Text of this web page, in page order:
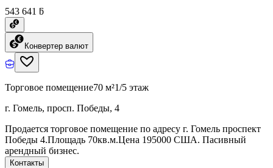
543 641 ƃ
Конвертер валют
Торговое помещение70 м²1/5 этаж
г. Гомель, просп. Победы, 4
Продается торговое помещение по адресу г. Гомель проспект
Победы 4.Площадь 70кв.м.Цена 195000 США. Пасивный
арендный бизнес.
Контакты